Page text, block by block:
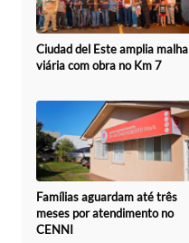
Ciudad del Este amplia malha
viária com obra no Km 7
Famílias aguardam até três
meses por atendimento no
CENNI